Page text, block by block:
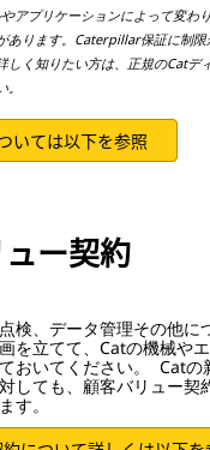
アプリケーションによって変わ
あります。Caterpillar保証に制
しく知りたい方は、正規のCatデ
いては以下を参照
ー契約
検、データ管理その他に
を立てて、Catの機械や
おいてください。 Catの
しても、顧客バリュー契
す。